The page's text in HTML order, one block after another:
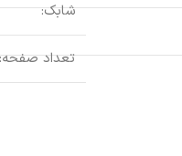
شابک:
تعداد صفحه: